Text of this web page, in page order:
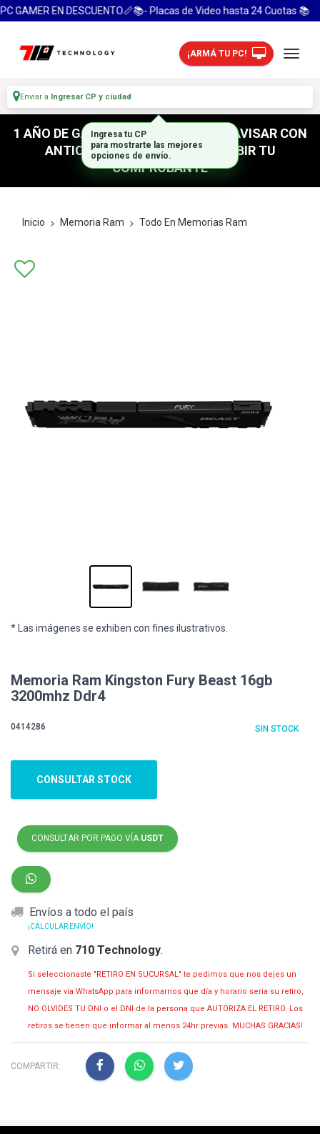
GAMER EN DESCUENTO📏📚- Placas de Video hasta 24 Cuotas 📚
¡ARMÁ TU PC!
Enviar a Ingresar CP y ciudad
1 AÑO DE GARANTIA! / PARA RETIRO AVISAR CON
ANTICIPACION / NO OLVIDES SUBIR TU
COMPROBANTE
Inicio Memoria Ram Todo En Memorias Ram
* Las imágenes se exhiben con fines ilustrativos.
Memoria Ram Kingston Fury Beast 16gb
3200mhz Ddr4
0414286 SIN STOCK
CONSULTAR STOCK
CONSULTAR POR PAGO VÍA USDT
Envíos a todo el país
¡CALCULAR ENVÍO!
Retirá en 710 Technology.
Si seleccionaste "RETIRO EN SUCURSAL" te pedimos que nos dejes un
mensaje vía WhatsApp para informarnos que día y horario seria su retiro,
NO OLVIDES TU DNI o el DNI de la persona que AUTORIZA EL RETIRO. Los
retiros se tienen que informar al menos 24hr previas. MUCHAS GRACIAS!
COMPARTIR:
Ingresa tu CP
para mostrarte las mejores
opciones de envío.